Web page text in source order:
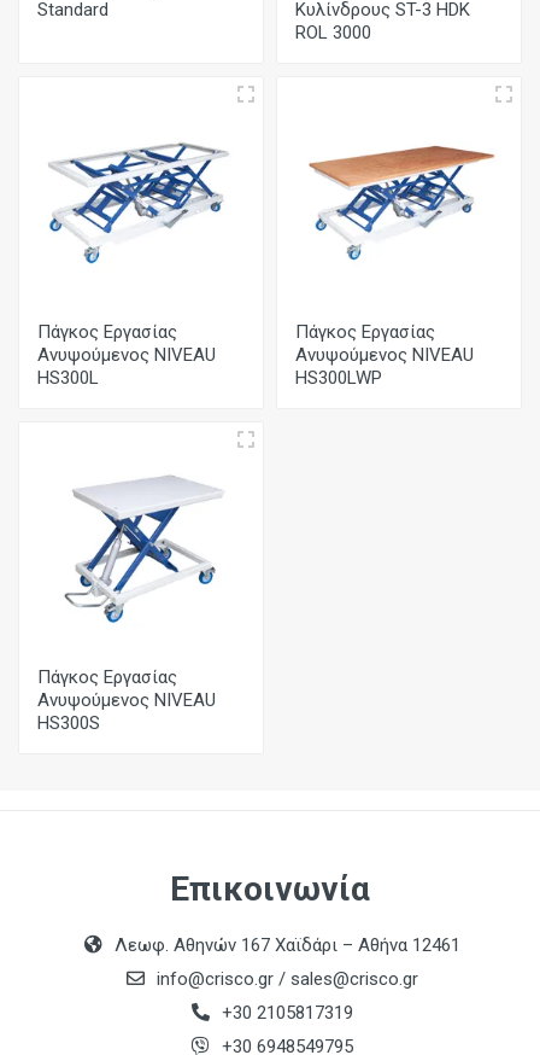
Standard
Κυλίνδρους ST-3 HDK
ROL 3000
Πάγκος Εργασίας
Ανυψούμενος NIVEAU
HS300L
Πάγκος Εργασίας
Ανυψούμενος NIVEAU
HS300LWP
Πάγκος Εργασίας
Ανυψούμενος NIVEAU
HS300S
Επικοινωνία
Λεωφ. Αθηνών 167 Χαϊδάρι – Αθήνα 12461
info@crisco.gr / sales@crisco.gr
+30 2105817319
+30 6948549795